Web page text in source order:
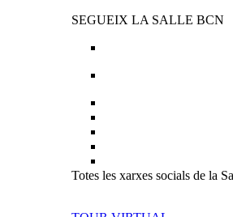
SEGUEIX LA SALLE BCN
Totes les xarxes socials de la